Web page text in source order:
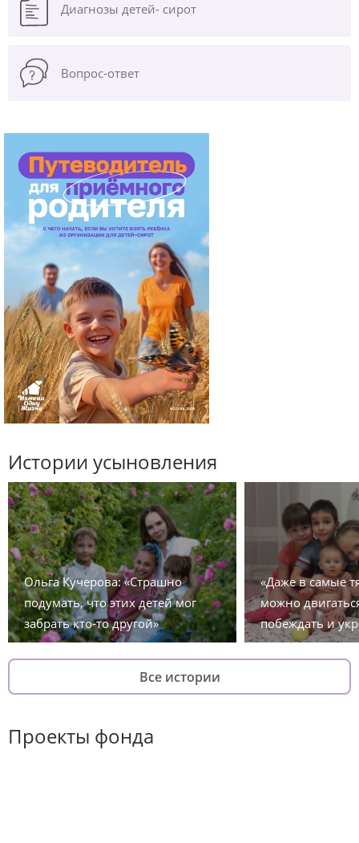
Диагнозы детей- сирот
Вопрос-ответ
Истории усыновления
Ольга Кучерова: «Страшно
подумать, что этих детей мог
забрать кто-то другой»
«Даже в самые
можно
побеждать и
Все истории
Проекты фонда